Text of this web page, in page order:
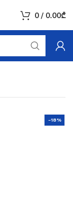
0 / 0.00₾
-18%